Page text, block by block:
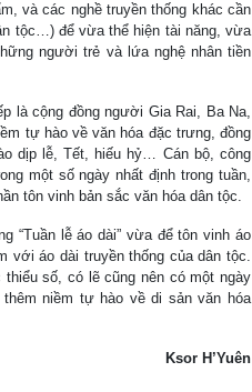
và các nghề truyền thống khác cần
tộc…) để vừa thể hiện tài năng, vừa
người trẻ và lứa nghệ nhân tiền
là cộng đồng người Gia Rai, Ba Na,
tự hào về văn hóa đặc trưng, đồng
dịp lễ, Tết, hiếu hỷ… Cán bộ, công
một số ngày nhất định trong tuần,
tôn vinh bản sắc văn hóa dân tộc.
“Tuần lễ áo dài” vừa để tôn vinh áo
với áo dài truyền thống của dân tộc.
số, có lẽ cũng nên có một ngày
niềm tự hào về di sản văn hóa
Ksor H’Yuên